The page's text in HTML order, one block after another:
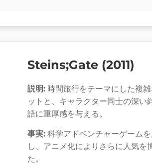
Steins;Gate (2011)
説明: 時間旅行をテーマにした複雑
ットと、キャラクター同士の深い
語に重厚感を与える。
事実: 科学アドベンチャーゲームを
し、アニメ化によりさらに人気を
た。